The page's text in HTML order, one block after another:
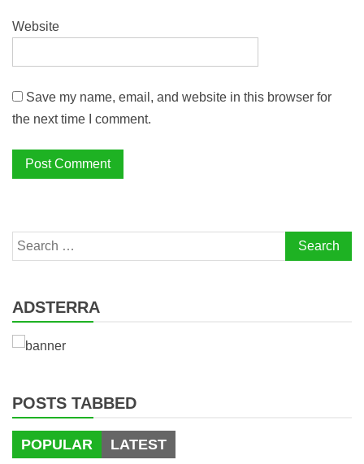
Website
Save my name, email, and website in this browser for
the next time I comment.
Search
for:
ADSTERRA
POSTS TABBED
POPULAR LATEST